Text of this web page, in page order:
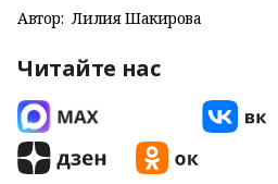
Автор: Лилия Шакирова
Читайте нас